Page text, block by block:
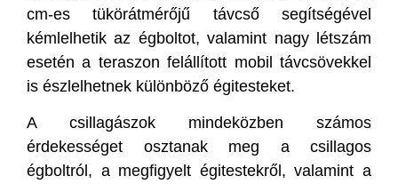
cm-es tükörátmérőjű távcső segítségével
kémlelhetik az égboltot, valamint nagy létszám
esetén a teraszon felállított mobil távcsövekkel
is észlelhetnek különböző égitesteket.
A csillagászok mindeközben számos
érdekességet osztanak meg a csillagos
égboltról, a megfigyelt égitestekről, valamint a